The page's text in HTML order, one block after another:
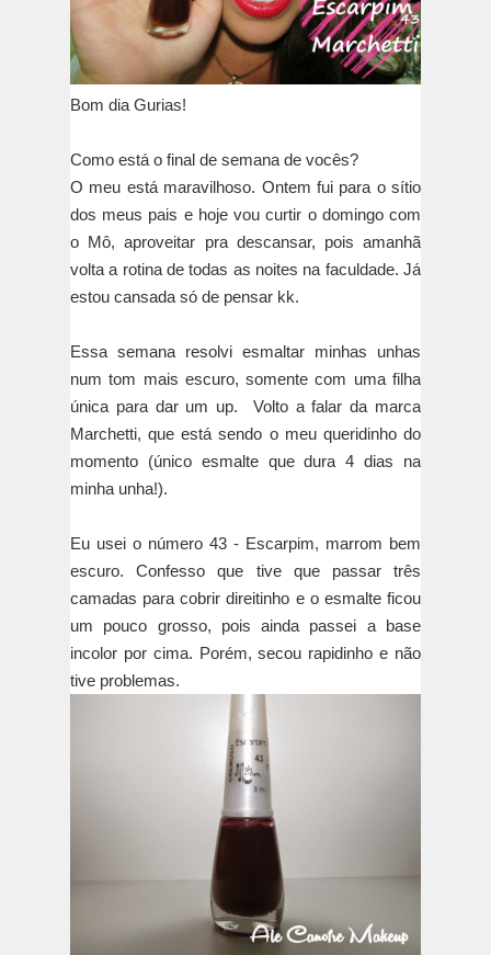
Bom dia Gurias!
Como está o final de semana de vocês?
O meu está maravilhoso. Ontem fui para o sítio
dos meus pais e hoje vou curtir o domingo com
o Mô, aproveitar pra descansar, pois amanhã
volta a rotina de todas as noites na faculdade. Já
estou cansada só de pensar kk.
Essa semana resolvi esmaltar minhas unhas
num tom mais escuro, somente com uma filha
única para dar um up. Volto a falar da marca
Marchetti, que está sendo o meu queridinho do
momento (único esmalte que dura 4 dias na
minha unha!).
Eu usei o número 43 - Escarpim, marrom bem
escuro. Confesso que tive que passar três
camadas para cobrir direitinho e o esmalte ficou
um pouco grosso, pois ainda passei a base
incolor por cima. Porém, secou rapidinho e não
tive problemas.